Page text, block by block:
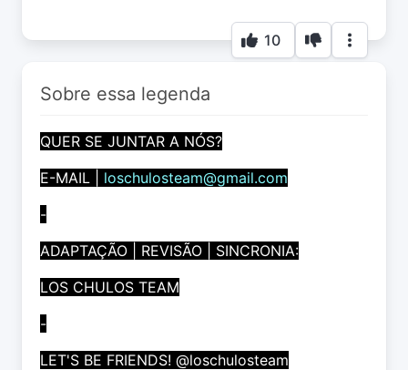
10
Sobre essa legenda
QUER SE JUNTAR A NÓS?
E-MAIL | loschulosteam@gmail.com
-
ADAPTAÇÃO | REVISÃO | SINCRONIA:
LOS CHULOS TEAM
-
LET'S BE FRIENDS! @loschulosteam